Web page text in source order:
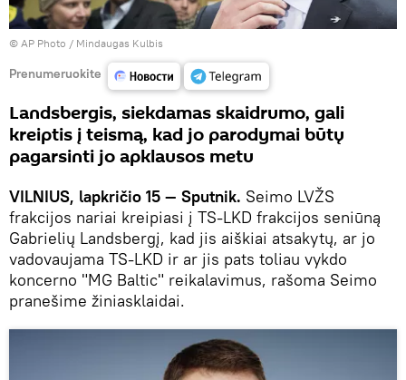
© AP Photo / Mindaugas Kulbis
Prenumeruokite
Landsbergis, siekdamas skaidrumo, gali
kreiptis į teismą, kad jo parodymai būtų
pagarsinti jo apklausos metu
VILNIUS, lapkričio 15 — Sputnik. Seimo LVŽS
frakcijos nariai kreipiasi į TS-LKD frakcijos seniūną
Gabrielių Landsbergį, kad jis aiškiai atsakytų, ar jo
vadovaujama TS-LKD ir ar jis pats toliau vykdo
koncerno "MG Baltic" reikalavimus, rašoma Seimo
pranešime žiniasklaidai.